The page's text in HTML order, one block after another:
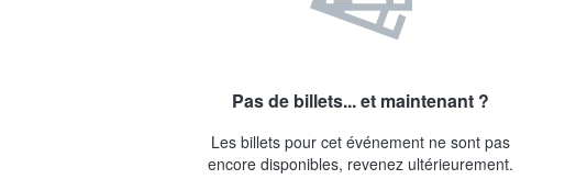
Pas de billets... et maintenant ?
Les billets pour cet événement ne sont pas
encore disponibles, revenez ultérieurement.